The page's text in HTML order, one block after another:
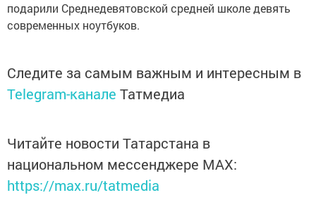
подарили Среднедевятовской средней школе девять
современных ноутбуков.
Следите за самым важным и интересным в
Telegram-канале Татмедиа
Читайте новости Татарстана в
национальном мессенджере MАХ:
https://max.ru/tatmedia